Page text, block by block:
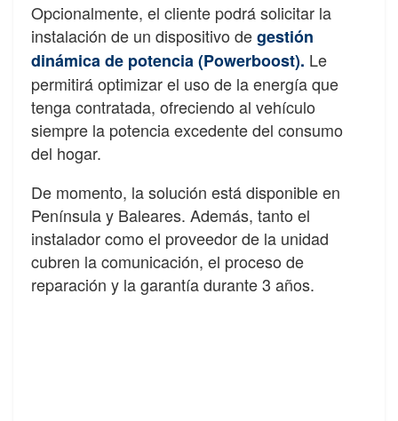
Opcionalmente, el cliente podrá solicitar la
instalación de un dispositivo degestión
dinámica de potencia (Powerboost). Le
permitirá optimizar el uso de la energía que
tenga contratada, ofreciendo al vehículo
siempre la potencia excedente del consumo
del hogar.
De momento, la solución está disponible en
Península y Baleares. Además, tanto el
instalador como el proveedor de la unidad
cubren la comunicación, el proceso de
reparación y la garantía durante 3 años.